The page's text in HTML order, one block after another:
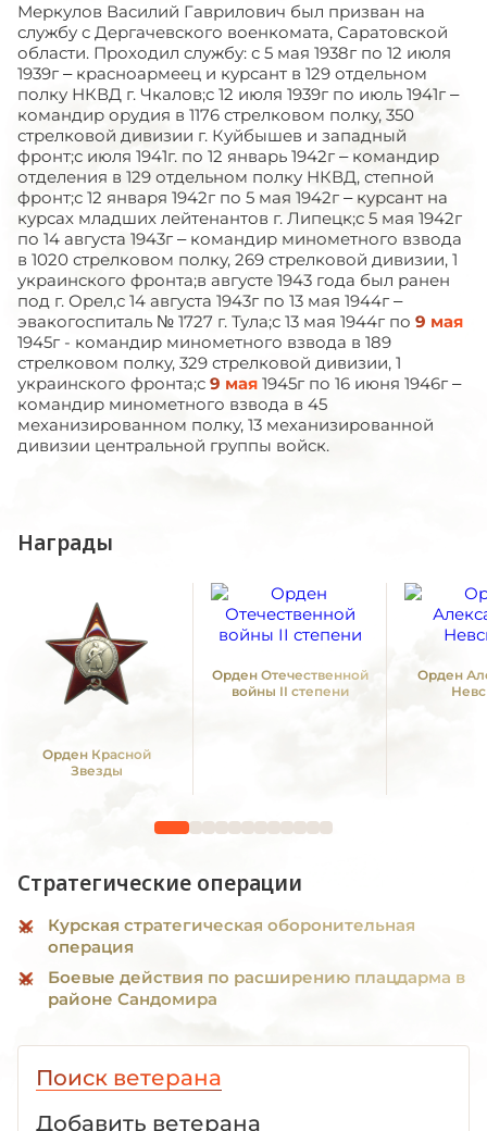
Меркулов Василий Гаврилович был призван на
службу с Дергачевского военкомата, Саратовской
области. Проходил службу: с 5 мая 1938г по 12 июля
1939г – красноармеец и курсант в 129 отдельном
полку НКВД г. Чкалов;с 12 июля 1939г по июль 1941г –
командир орудия в 1176 стрелковом полку, 350
стрелковой дивизии г. Куйбышев и западный
фронт;с июля 1941г. по 12 январь 1942г – командир
отделения в 129 отдельном полку НКВД, степной
фронт;с 12 января 1942г по 5 мая 1942г – курсант на
курсах младших лейтенантов г. Липецк;с 5 мая 1942г
по 14 августа 1943г – командир минометного взвода
в 1020 стрелковом полку, 269 стрелковой дивизии, 1
украинского фронта;в августе 1943 года был ранен
под г. Орел,с 14 августа 1943г по 13 мая 1944г –
эвакогоспиталь № 1727 г. Тула;с 13 мая 1944г по 9 мая
1945г - командир минометного взвода в 189
стрелковом полку, 329 стрелковой дивизии, 1
украинского фронта;с 9 мая 1945г по 16 июня 1946г –
командир минометного взвода в 45
механизированном полку, 13 механизированной
дивизии центральной группы войск.
Награды
Орден Красной
Звезды
Орден Отечественной
войны II степени
Орден
Стратегические операции
Курская стратегическая оборонительная
операция
Боевые действия по расширению плацдарма в
районе Сандомира
Поиск ветерана
Добавить ветерана